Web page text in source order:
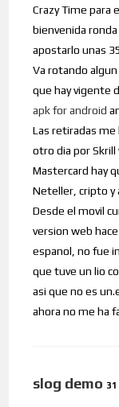
Crazy Time para
bienvenida
apostarlo unas
Va rotando
que hay vigente
apk for android
Las retiradas me
otro dia por Skrill
Mastercard hay
Neteller, cripto y
Desde el movil
version web
espanol, no fue
que tuve un lio
asi que no es
ahora no me ha
slog demo